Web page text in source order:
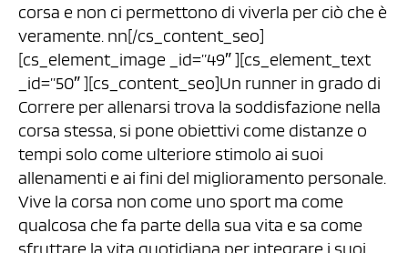
corsa e non ci permettono di viverla per ciò che è
veramente. nn[/cs_content_seo]
[cs_element_image _id=”49″ ][cs_element_text
_id=”50″ ][cs_content_seo]Un runner in grado di
Correre per allenarsi trova la soddisfazione nella
corsa stessa, si pone obiettivi come distanze o
tempi solo come ulteriore stimolo ai suoi
allenamenti e ai fini del miglioramento personale.
Vive la corsa non come uno sport ma come
qualcosa che fa parte della sua vita e sa come